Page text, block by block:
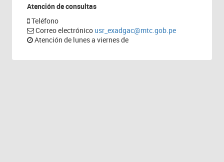
Atención de consultas
Teléfono
Correo electrónico usr_exadgac@mtc.gob.pe
Atención de lunes a viernes de